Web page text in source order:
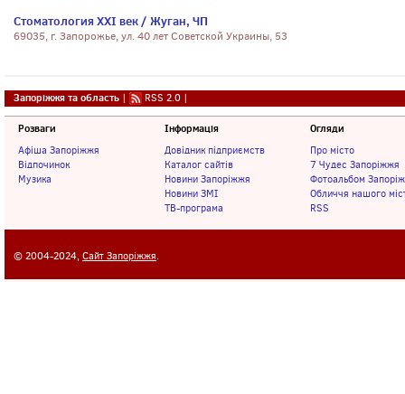
Стоматология XXI век / Жуган, ЧП
69035, г. Запорожье, ул. 40 лет Советской Украины, 53
Запоріжжя та область | RSS 2.0 |
Розваги
Афіша Запоріжжя
Відпочинок
Музика
Інформація
Довідник підприємств
Каталог сайтів
Новини Запоріжжя
Новини ЗМІ
ТВ-програма
Огляди
Про місто
7 Чудес Запоріжжя
Фотоальбом
Обличчя нашого
RSS
© 2004-2024, Сайт Запоріжжя.